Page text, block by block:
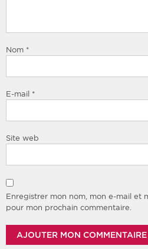
Nom *
E-mail *
Site web
Enregistrer mon nom, mon e-mail et
pour mon prochain commentaire.